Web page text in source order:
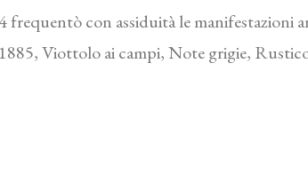
con assiduità le manifestazioni
Viottolo ai campi, Note grigie,